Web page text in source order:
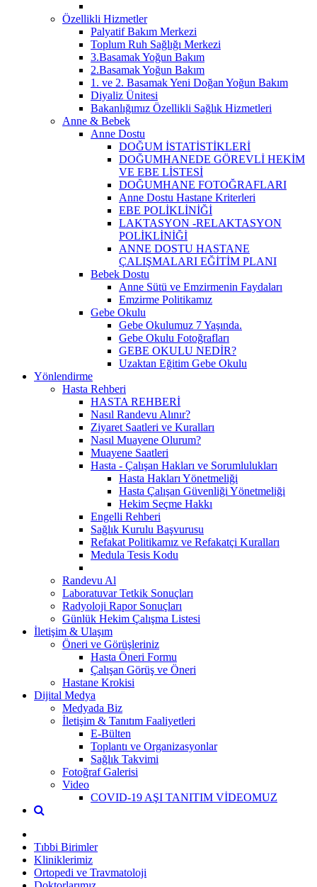
Özellikli Hizmetler
Palyatif Bakım Merkezi
Toplum Ruh Sağlığı Merkezi
3.Basamak Yoğun Bakım
2.Basamak Yoğun Bakım
1. ve 2. Basamak Yeni Doğan Yoğun Bakım
Diyaliz Ünitesi
Bakanlığımız Özellikli Sağlık Hizmetleri
Anne & Bebek
Anne Dostu
DOĞUM İSTATİSTİKLERİ
DOĞUMHANEDE GÖREVLİ HEKİM
VE EBE LİSTESİ
DOĞUMHANE FOTOĞRAFLARI
Anne Dostu Hastane Kriterleri
EBE POLİKLİNİĞİ
LAKTASYON -RELAKTASYON
POLİKLİNİĞİ
ANNE DOSTU HASTANE
ÇALIŞMALARI EĞİTİM PLANI
Bebek Dostu
Anne Sütü ve Emzirmenin Faydaları
Emzirme Politikamız
Gebe Okulu
Gebe Okulumuz 7 Yaşında.
Gebe Okulu Fotoğrafları
GEBE OKULU NEDİR?
Uzaktan Eğitim Gebe Okulu
Yönlendirme
Hasta Rehberi
HASTA REHBERİ
Nasıl Randevu Alınır?
Ziyaret Saatleri ve Kuralları
Nasıl Muayene Olurum?
Muayene Saatleri
Hasta - Çalışan Hakları ve Sorumlulukları
Hasta Hakları Yönetmeliği
Hasta Çalışan Güvenliği Yönetmeliği
Hekim Seçme Hakkı
Engelli Rehberi
Sağlık Kurulu Başvurusu
Refakat Politikamız ve Refakatçi Kuralları
Medula Tesis Kodu
Randevu Al
Laboratuvar Tetkik Sonuçları
Radyoloji Rapor Sonuçları
Günlük Hekim Çalışma Listesi
İletişim & Ulaşım
Öneri ve Görüşleriniz
Hasta Öneri Formu
Çalışan Görüş ve Öneri
Hastane Krokisi
Dijital Medya
Medyada Biz
İletişim & Tanıtım Faaliyetleri
E-Bülten
Toplantı ve Organizasyonlar
Sağlık Takvimi
Fotoğraf Galerisi
Video
COVID-19 AŞI TANITIM VİDEOMUZ
Tıbbi Birimler
Kliniklerimiz
Ortopedi ve Travmatoloji